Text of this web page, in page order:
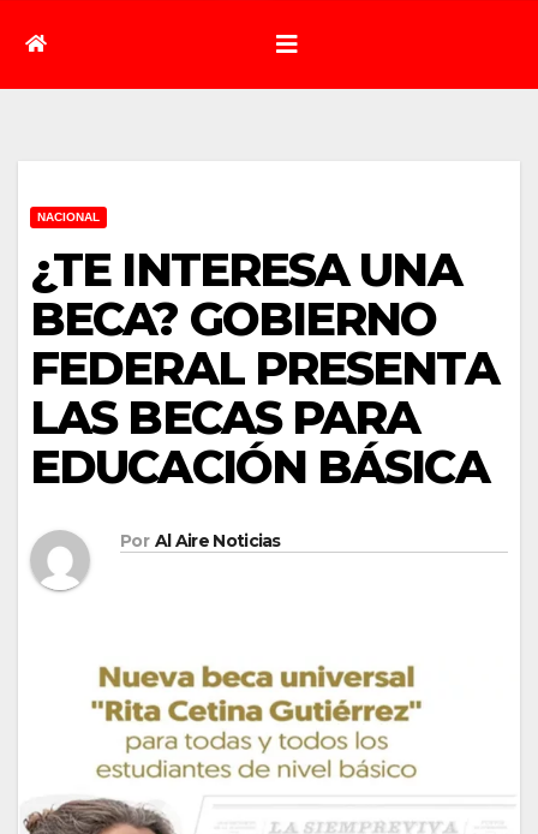
NACIONAL
¿TE INTERESA UNA
BECA? GOBIERNO
FEDERAL PRESENTA
LAS BECAS PARA
EDUCACIÓN BÁSICA
Por Al Aire Noticias